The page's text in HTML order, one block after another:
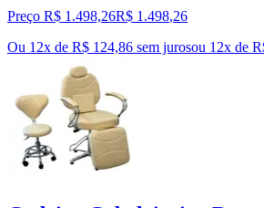
Preço R$ 1.498,26R$ 1.498,26
Ou 12x de R$ 124,86 sem jurosou 12x de